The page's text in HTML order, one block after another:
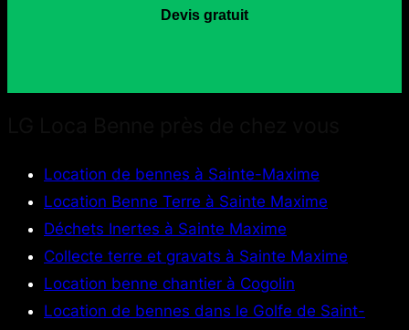
Devis gratuit
Location de bennes à Sainte-Maxime
Location Benne Terre à Sainte Maxime
Déchets Inertes à Sainte Maxime
Collecte terre et gravats à Sainte Maxime
Location benne chantier à Cogolin
Location de bennes dans le Golfe de Saint-